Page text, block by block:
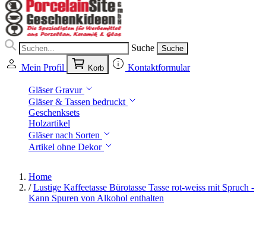
Suche Suche
Mein Profil Korb Kontaktformular
Gläser Gravur
Gläser & Tassen bedruckt
Geschenksets
Holzartikel
Gläser nach Sorten
Artikel ohne Dekor
Home
/ Lustige Kaffeetasse Bürotasse Tasse rot-weiss mit Spruch -
Kann Spuren von Alkohol enthalten